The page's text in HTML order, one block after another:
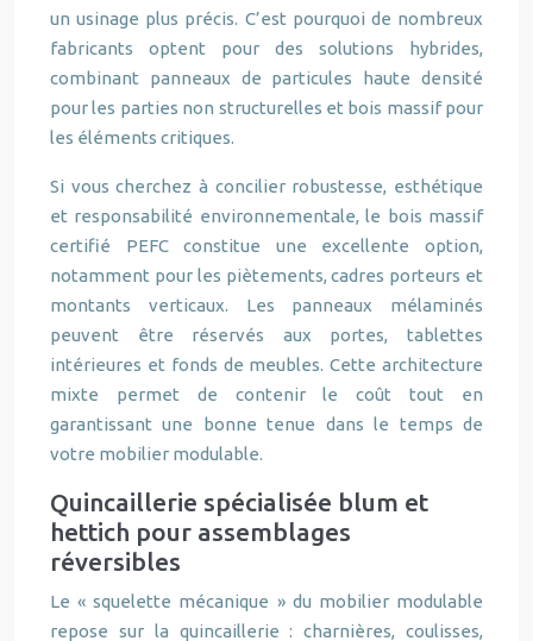
un usinage plus précis. C’est pourquoi de nombreux
fabricants optent pour des solutions hybrides,
combinant panneaux de particules haute densité
pour les parties non structurelles et bois massif pour
les éléments critiques.
Si vous cherchez à concilier robustesse, esthétique
et responsabilité environnementale, le bois massif
certifié PEFC constitue une excellente option,
notamment pour les piètements, cadres porteurs et
montants verticaux. Les panneaux mélaminés
peuvent être réservés aux portes, tablettes
intérieures et fonds de meubles. Cette architecture
mixte permet de contenir le coût tout en
garantissant une bonne tenue dans le temps de
votre mobilier modulable.
Quincaillerie spécialisée blum et
hettich pour assemblages
réversibles
Le « squelette mécanique » du mobilier modulable
repose sur la quincaillerie : charnières, coulisses,